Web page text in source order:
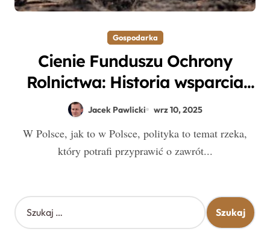
Gospodarka
Cienie Funduszu Ochrony
Rolnictwa: Historia wsparcia
polskich rolników, której nie
Jacek Pawlicki wrz 10, 2025
W Polsce, jak to w Polsce, polityka to temat rzeka,
który potrafi przyprawić o zawrót...
S
z